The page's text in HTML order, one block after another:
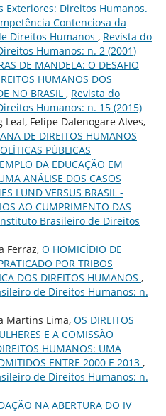
Exteriores: Direitos Humanos.
Contenciosa da
Direitos Humanos , Revista do
Humanos: n. 2 (2001)
DE MANDELA: O DESAFIO
HUMANOS DOS
NO BRASIL , Revista do
Humanos: n. 15 (2015)
Felipe Dalenogare Alves,
DE DIREITOS HUMANOS
PÚBLICAS
DA EDUCAÇÃO EM
ANÁLISE DOS CASOS
LUND VERSUS BRASIL -
AO CUMPRIMENTO DAS
Brasileiro de Direitos
Ferraz, O HOMICÍDIO DE
POR TRIBOS
DOS DIREITOS HUMANOS ,
de Direitos Humanos: n.
Martins Lima, OS DIREITOS
E A COMISSÃO
HUMANOS: UMA
ENTRE 2000 E 2013 ,
de Direitos Humanos: n.
NA ABERTURA DO IV